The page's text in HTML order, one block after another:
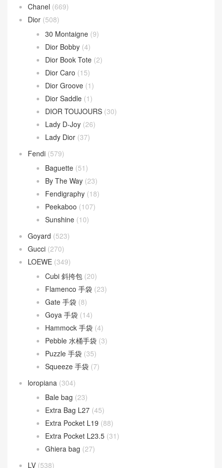
Chanel (669)
Dior (508)
30 Montaigne (9)
Dior Bobby (4)
Dior Book Tote (2)
Dior Caro (15)
Dior Groove (1)
Dior Saddle (1)
DIOR TOUJOURS (30)
Lady D-Joy (26)
Lady Dior (37)
Fendi (579)
Baguette (51)
By The Way (23)
Fendigraphy (18)
Peekaboo (107)
Sunshine (10)
Goyard (523)
Gucci (270)
LOEWE (349)
Cubi 斜挎包 (20)
Flamenco 手袋 (23)
Gate 手袋 (8)
Goya 手袋 (14)
Hammock 手袋 (4)
Pebble 水桶手袋 (3)
Puzzle 手袋 (35)
Squeeze 手袋 (7)
loropiana (304)
Bale bag (23)
Extra Bag L27 (45)
Extra Pocket L19 (88)
Extra Pocket L23.5 (31)
Ghiera bag (27)
LV (538)